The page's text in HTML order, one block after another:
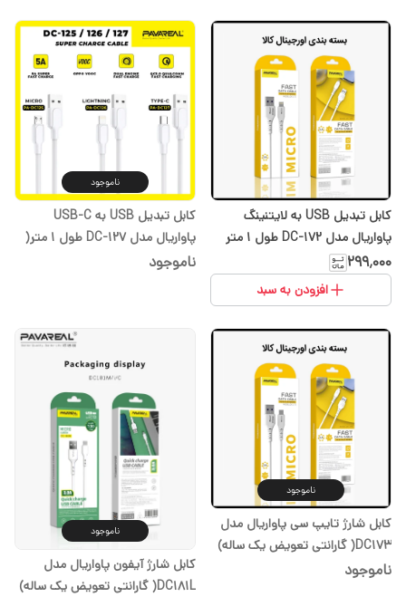
کابل تبدیل USB به لایتنینگ
پاواریال مدل DC-172 طول 1 متر
۲۹۹٬۰۰۰
افزودن به سبد
ناموجود
کابل تبدیل USB به USB-C
پاواریال مدل DC-127 طول 1 متر(
گارانتی تعویض یک ساله)
ناموجود
ناموجود
کابل شارژ تایپ سی پاواریال مدل
DC173( گارانتی تعویض یک ساله)
ناموجود
ناموجود
کابل شارژ آیفون پاواریال مدل
DC181L( گارانتی تعویض یک ساله)